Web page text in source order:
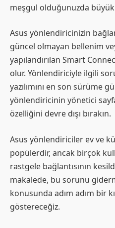
meşgul olduğunuzda büyük
Asus yönlendiricinizin
güncel olmayan bellenim
yapılandırılan Smart
olur. Yönlendiriciyle ilgili
yazılımını en son sürüme
yönlendiricinin yönetici
özelliğini devre dışı bırakın.
Asus yönlendiriciler ev ve
popülerdir, ancak birçok
rastgele bağlantısının
makalede, bu sorunu
konusunda adım adım bir
göstereceğiz.